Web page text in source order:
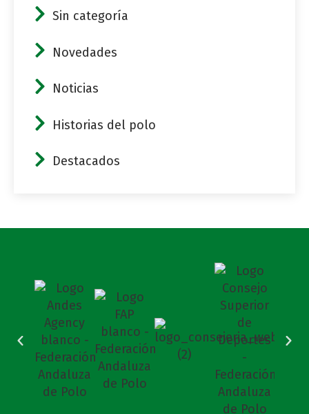
Sin categoría
Novedades
Noticias
Historias del polo
Destacados